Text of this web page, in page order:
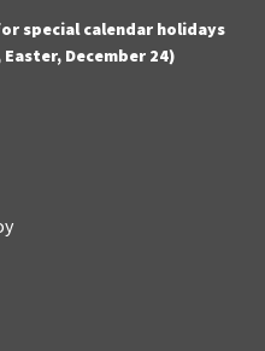
special calendar holidays
December 24)